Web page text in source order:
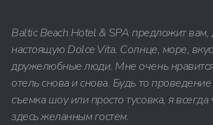
Baltic Beach Hotel & SPA предложит вам,
настоящую Dolce Vita. Солнце, море,
дружелюбные люди. Мне очень
отель снова и снова. Будь то
съемка шоу или просто тусовка, я всегда
здесь желанным гостем.